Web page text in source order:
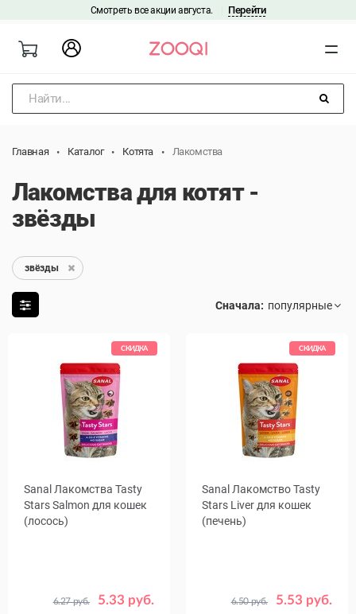
Смотреть все акции августа. Перейти
Найти...
Главная Каталог Котята Лакомства
Лакомства для котят -
звёзды
звёзды
Сначала:
СКИДКА
Sanal Лакомства Tasty
Stars Salmon для кошек
(лосось)
5.33 руб.
6.27 руб.
40
СКИДКА
Sanal Лакомство Tasty
Stars Liver для кошек
(печень)
5.53 руб.
6.50 руб.
40